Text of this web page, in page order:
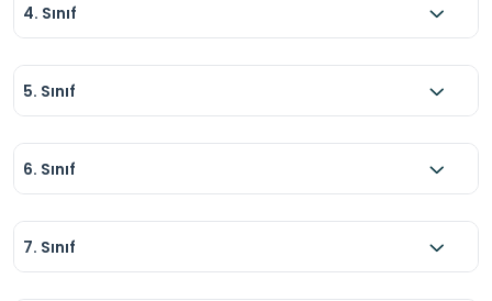
4. Sınıf
5. Sınıf
6. Sınıf
7. Sınıf